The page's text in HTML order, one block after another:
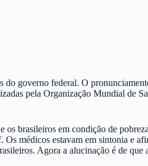
governo federal. O
pela Organização Mundial de
brasileiros em condição de
médicos estavam em sintonia e
Agora a alucinação é de